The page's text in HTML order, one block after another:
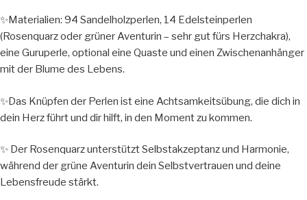
✨️Materialien: 94 Sandelholzperlen, 14 Edelsteinperlen
(Rosenquarz oder grüner Aventurin – sehr gut fürs Herzchakra),
eine Guruperle, optional eine Quaste und einen Zwischenanhänger
mit der Blume des Lebens.
✨️Das Knüpfen der Perlen ist eine Achtsamkeitsübung, die dich in
dein Herz führt und dir hilft, in den Moment zu kommen.
✨️ Der Rosenquarz unterstützt Selbstakzeptanz und Harmonie,
während der grüne Aventurin dein Selbstvertrauen und deine
Lebensfreude stärkt.